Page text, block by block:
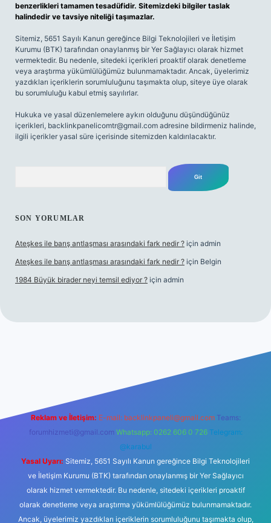
benzerlikleri tamamen tesadüfidir. Sitemizdeki bilgiler taslak
halindedir ve tavsiye niteliği taşımazlar.
Sitemiz, 5651 Sayılı Kanun gereğince Bilgi Teknolojileri ve İletişim
Kurumu (BTK) tarafından onaylanmış bir Yer Sağlayıcı olarak hizmet
vermektedir. Bu nedenle, sitedeki içerikleri proaktif olarak denetleme
veya araştırma yükümlülüğümüz bulunmamaktadır. Ancak, üyelerimiz
yazdıkları içeriklerin sorumluluğunu taşımakta olup, siteye üye olarak
bu sorumluluğu kabul etmiş sayılırlar.
Hukuka ve yasal düzenlemelere aykırı olduğunu düşündüğünüz
içerikleri, backlinkpanelicomtr@gmail.com adresine bildirmeniz halinde,
ilgili içerikler yasal süre içerisinde sitemizden kaldırılacaktır.
SON YORUMLAR
Ateşkes ile barış antlaşması arasındaki fark nedir ? için admin
Ateşkes ile barış antlaşması arasındaki fark nedir ? için Belgin
1984 Büyük birader neyi temsil ediyor ? için admin
Reklam ve İletişim: E-mail: backlinkpaneli@gmail.com Teams:
forumhizmeti@gmail.com Whatsapp: 0262 606 0 726 Telegram:
@karabul
Yasal Uyarı: Sitemiz, 5651 Sayılı Kanun gereğince Bilgi Teknolojileri
ve İletişim Kurumu (BTK) tarafından onaylanmış bir Yer Sağlayıcı
olarak hizmet vermektedir. Bu nedenle, sitedeki içerikleri proaktif
olarak denetleme veya araştırma yükümlülüğümüz bulunmamaktadır.
Ancak, üyelerimiz yazdıkları içeriklerin sorumluluğunu taşımakta olup,